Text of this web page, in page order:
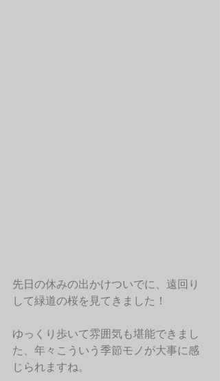
先日の休みの出かけついでに、遠回り
して緑道の桜を見てきました！
ゆっくり歩いて雰囲気も堪能できまし
た、年々こういう季節モノが大事に感
じられますね。